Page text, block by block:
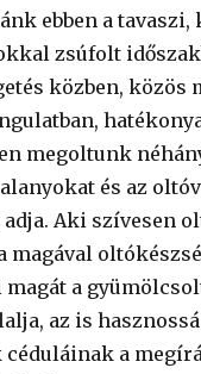
ebben a tavaszi,
zsúfolt
közben, közös
megoltunk
és az
Aki szívesen
magával
magát a
az is
céduláinak a